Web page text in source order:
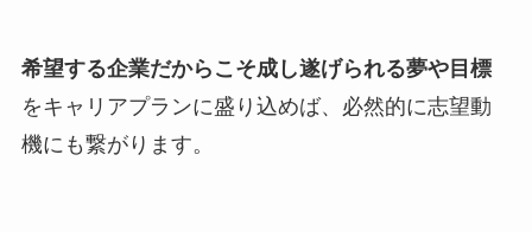
希望する企業だからこそ成し遂げられる夢や目標
をキャリアプランに盛り込めば、必然的に志望動
機にも繋がります。